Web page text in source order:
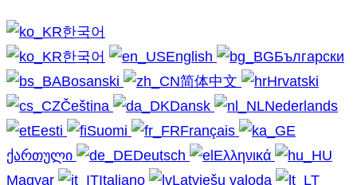
한국어
한국어
English
Български
Bosanski
简体中文
Hrvatski
Čeština
Dansk
Nederlands
Eesti
Suomi
Français
ქართული
Deutsch
Ελληνικά
Magyar
Italiano Latviešu valoda